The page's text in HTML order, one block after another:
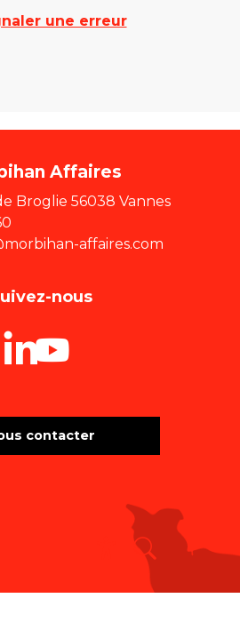
Recherche
une erreur
Affaires
Broglie 56038 Vannes
affaires.com
contacter
nous